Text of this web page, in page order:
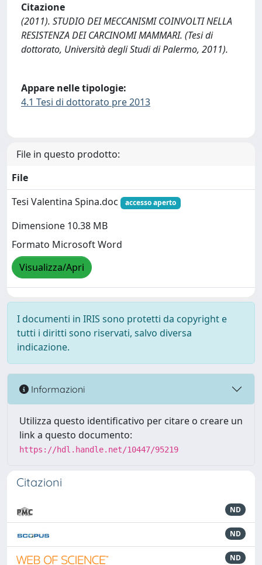
Citazione
(2011). STUDIO DEI MECCANISMI COINVOLTI NELLA
RESISTENZA DEI CARCINOMI MAMMARI. (Tesi di
dottorato, Università degli Studi di Palermo, 2011).
Appare nelle tipologie:
4.1 Tesi di dottorato pre 2013
File in questo prodotto:
File
Tesi Valentina Spina.doc
accesso aperto
Dimensione 10.38 MB
Formato Microsoft Word
Visualizza/Apri
I documenti in IRIS sono protetti da copyright e
tutti i diritti sono riservati, salvo diversa
indicazione.
Informazioni
Utilizza questo identificativo per citare o creare un
link a questo documento:
https://hdl.handle.net/10447/95219
Citazioni
ND
ND
ND